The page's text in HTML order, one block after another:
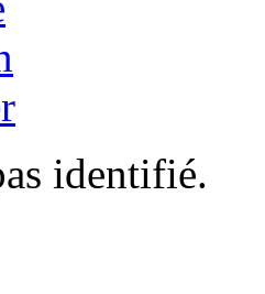
identifié.